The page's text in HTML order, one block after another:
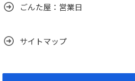
ごんた屋：営業日
サイトマップ